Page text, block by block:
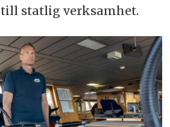
statlig verksamhet.